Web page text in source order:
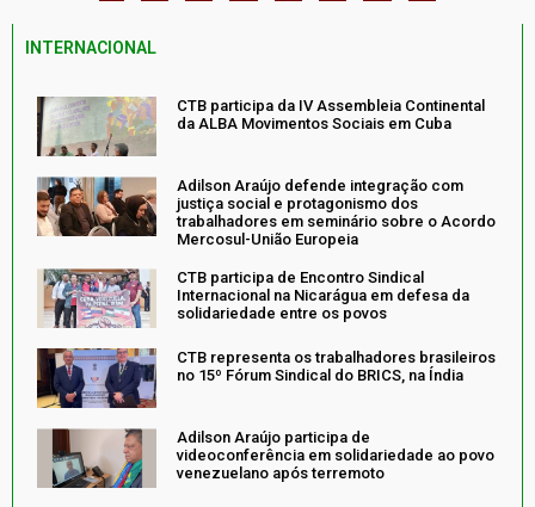
INTERNACIONAL
CTB participa da IV Assembleia Continental
da ALBA Movimentos Sociais em Cuba
Adilson Araújo defende integração com
justiça social e protagonismo dos
trabalhadores em seminário sobre o Acordo
Mercosul-União Europeia
CTB participa de Encontro Sindical
Internacional na Nicarágua em defesa da
solidariedade entre os povos
CTB representa os trabalhadores brasileiros
no 15º Fórum Sindical do BRICS, na Índia
Adilson Araújo participa de
videoconferência em solidariedade ao povo
venezuelano após terremoto